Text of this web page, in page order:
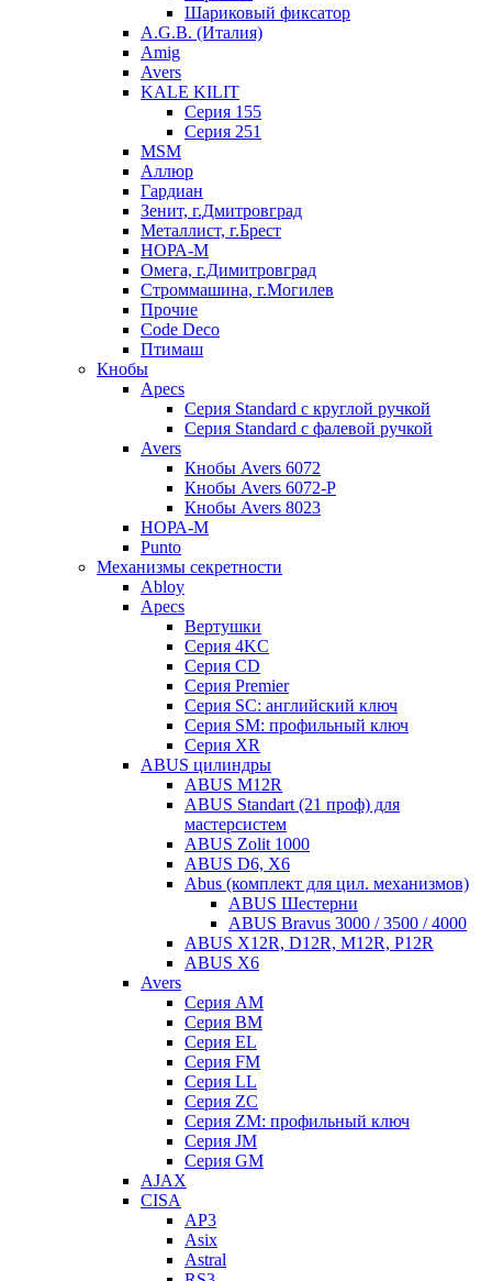
Шариковый фиксатор
A.G.B. (Италия)
Amig
Avers
KALE KILIT
Серия 155
Серия 251
MSM
Аллюр
Гардиан
Зенит, г.Дмитровград
Металлист, г.Брест
НОРА-М
Омега, г.Димитровград
Строммашина, г.Могилев
Прочие
Code Deco
Птимаш
Кнобы
Apecs
Серия Standard с круглой ручкой
Серия Standard с фалевой ручкой
Avers
Кнобы Avers 6072
Кнобы Avers 6072-P
Кнобы Avers 8023
НОРА-М
Punto
Механизмы секретности
Abloy
Apecs
Вертушки
Серия 4KC
Серия CD
Серия Premier
Серия SC: английский ключ
Серия SM: профильный ключ
Серия XR
ABUS цилиндры
ABUS M12R
ABUS Standart (21 проф) для
мастерсистем
ABUS Zolit 1000
ABUS D6, X6
Abus (комплект для цил. механизмов)
ABUS Шестерни
ABUS Bravus 3000 / 3500 / 4000
ABUS X12R, D12R, M12R, P12R
ABUS X6
Avers
Серия AM
Серия BM
Серия EL
Серия FM
Серия LL
Серия ZC
Серия ZM: профильный ключ
Серия JM
Серия GM
AJAX
CISA
AP3
Asix
Astral